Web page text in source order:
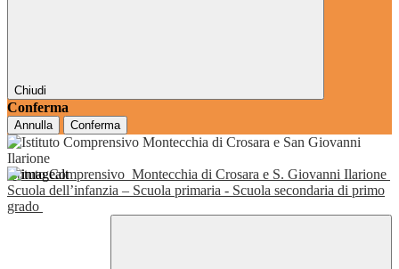
Chiudi
Conferma
Annulla Conferma
Istituto Comprensivo Montecchia di Crosara e S. Giovanni Ilarione
Scuola dell’infanzia – Scuola primaria - Scuola secondaria di primo
grado